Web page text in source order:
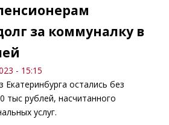
за коммуналку в
- 15:15
Екатеринбурга остались без
тыс рублей, насчитанного
услуг.